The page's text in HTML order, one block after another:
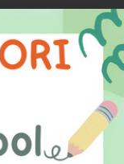
nel
qualcosa in
e dopo”?
accade è che i
un unico